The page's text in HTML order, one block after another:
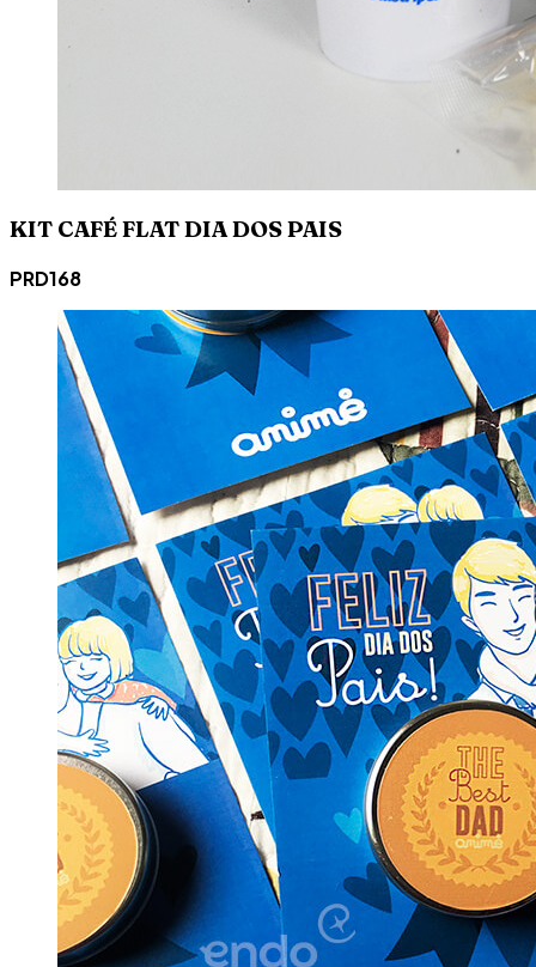
KIT CAFÉ FLAT DIA DOS PAIS
PRD168